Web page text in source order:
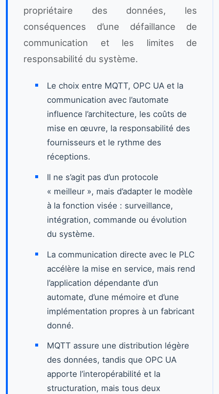
propriétaire des données, les
conséquences d’une défaillance de
communication et les limites de
responsabilité du système.
Le choix entre MQTT, OPC UA et la
communication avec l’automate
influence l’architecture, les coûts de
mise en œuvre, la responsabilité des
fournisseurs et le rythme des
réceptions.
Il ne s’agit pas d’un protocole
« meilleur », mais d’adapter le modèle
à la fonction visée : surveillance,
intégration, commande ou évolution
du système.
La communication directe avec le PLC
accélère la mise en service, mais rend
l’application dépendante d’un
automate, d’une mémoire et d’une
implémentation propres à un fabricant
donné.
MQTT assure une distribution légère
des données, tandis que OPC UA
apporte l’interopérabilité et la
structuration, mais tous deux